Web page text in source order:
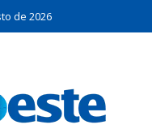
de 2026